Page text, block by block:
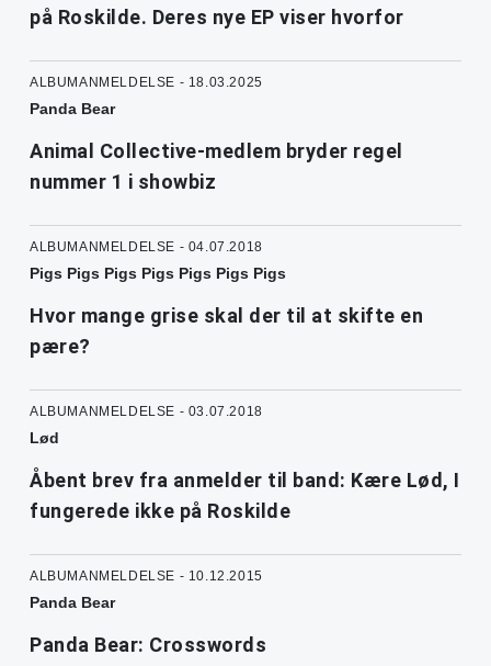
på Roskilde. Deres nye EP viser hvorfor
ALBUMANMELDELSE - 18.03.2025
Panda Bear
Animal Collective-medlem bryder regel
nummer 1 i showbiz
ALBUMANMELDELSE - 04.07.2018
Pigs Pigs Pigs Pigs Pigs Pigs Pigs
Hvor mange grise skal der til at skifte en
pære?
ALBUMANMELDELSE - 03.07.2018
Lød
Åbent brev fra anmelder til band: Kære Lød, I
fungerede ikke på Roskilde
ALBUMANMELDELSE - 10.12.2015
Panda Bear
Panda Bear: Crosswords